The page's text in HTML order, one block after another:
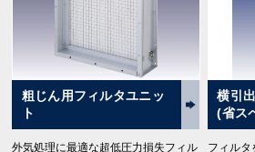
粗じん用フィルタユニッ
ト
外気処理に最適な超低圧力損失フィル
横引
(省ス
フィルタ